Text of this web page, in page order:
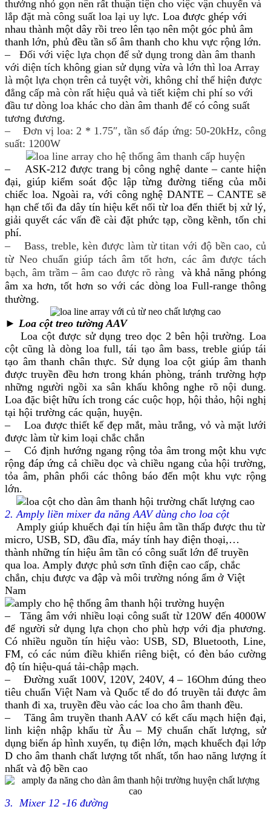
thưởng nhỏ gọn nên rất thuận tiện cho việc vận chuyển và
lắp đặt mà công suất loa lại uy lực. Loa được ghép với
nhau thành một dây rồi treo lên tạo nên một góc phủ âm
thanh lớn, phủ đều tần số âm thanh cho khu vực rộng lớn.
– Đối với việc lựa chọn để sử dụng trong dàn âm thanh
với diện tích không gian sử dụng vừa và lớn thì loa Array
là một lựa chọn trên cả tuyệt vời, không chỉ thể hiện được
đẳng cấp mà còn rất hiệu quả và tiết kiệm chi phí so với
đầu tư dòng loa khác cho dàn âm thanh để có công suất
tương đương.
– Đơn vị loa: 2 * 1.75″, tần số đáp ứng: 50-20kHz, công
suất: 1200W
– ASK-212 được trang bị công nghệ dante – cante hiện
đại, giúp kiểm soát độc lập từng đường tiếng của mỗi
chiếc loa. Ngoài ra, với công nghệ DANTE – CANTE sẽ
hạn chế tối đa dây tín hiệu kết nối từ loa đến thiết bị xử lý,
giải quyết các vấn đề cài đặt phức tạp, cồng kềnh, tốn chi
phí.
– Bass, treble, kèn được làm từ titan với độ bền cao, củ
từ Neo chuẩn giúp tách âm tốt hơn, các âm được tách
bạch, âm trầm – âm cao được rõ ràng và khả năng phóng
âm xa hơn, tốt hơn so với các dòng loa Full-range thông
thường.
► Loa cột treo tường AAV
Loa cột được sử dụng treo dọc 2 bên hội trường. Loa
cột cũng là dòng loa full, tái tạo âm bass, treble giúp tái
tạo âm thanh chân thực. Sử dụng loa cột giúp âm thanh
được truyền đều hơn trong khán phòng, tránh trường hợp
những người ngồi xa sân khấu không nghe rõ nội dung.
Loa đặc biệt hữu ích trong các cuộc họp, hội thảo, hội nghị
tại hội trường các quận, huyện.
– Loa được thiết kế đẹp mắt, màu trắng, vỏ và mặt lưới
được làm từ kim loại chắc chắn
– Có định hướng ngang rộng tỏa âm trong một khu vực
rộng đáp ứng cả chiều dọc và chiều ngang của hội trường,
tỏa âm, phân phối các thông báo đến một khu vực rộng
lớn.
2. Amply liền mixer đa năng AAV dùng cho loa cột
Amply giúp khuếch đại tín hiệu âm tần thấp được thu từ
micro, USB, SD, đầu đĩa, máy tính hay điện thoại,…
thành những tín hiệu âm tần có công suất lớn để truyền
qua loa. Amply được phủ sơn tĩnh điện cao cấp, chắc
chắn, chịu được va đập và môi trường nóng ẩm ở Việt
Nam
– Tăng âm với nhiều loại công suất từ 120W đến 4000W
để người sử dụng lựa chọn cho phù hợp với địa phương.
Có nhiều nguồn tín hiệu vào: USB, SD, Bluetooth, Line,
FM, có các núm điều khiển riêng biệt, có đèn báo cường
độ tín hiệu-quá tải-chập mạch.
– Đường xuất 100V, 120V, 240V, 4 – 16Ohm đúng theo
tiêu chuẩn Việt Nam và Quốc tế do đó truyền tải được âm
thanh đi xa, truyền đều vào các loa cho âm thanh đều.
– Tăng âm truyền thanh AAV có kết cấu mạch hiện đại,
linh kiện nhập khẩu từ Âu – Mỹ chuẩn chất lượng, sử
dụng biến áp hình xuyến, tụ điện lớn, mạch khuếch đại lớp
D cho âm thanh chất lượng tốt nhất, tổn hao năng lượng ít
nhất và độ bền cao
3. Mixer 12 -16 đường